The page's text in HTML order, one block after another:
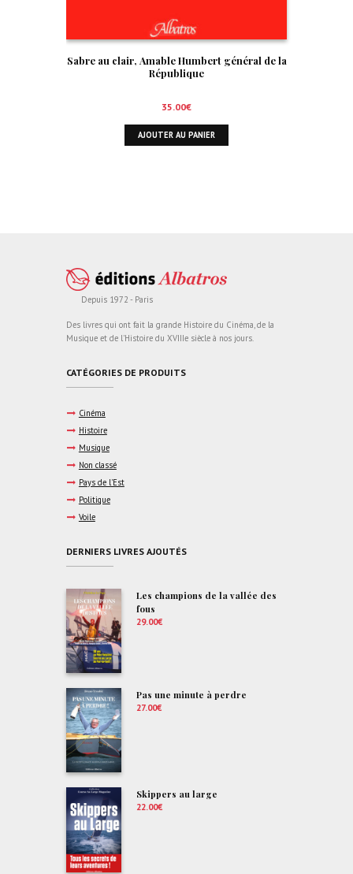
Sabre au clair, Amable Humbert général de la
République
35.00€
AJOUTER AU PANIER
Depuis 1972 - Paris
Des livres qui ont fait la grande Histoire du Cinéma, de la
Musique et de l'Histoire du XVIIIe siècle à nos jours.
CATÉGORIES DE PRODUITS
Cinéma
Histoire
Musique
Non classé
Pays de l'Est
Politique
Voile
DERNIERS LIVRES AJOUTÉS
Les champions de la vallée des
fous
29.00€
Pas une minute à perdre
27.00€
Skippers au large
22.00€